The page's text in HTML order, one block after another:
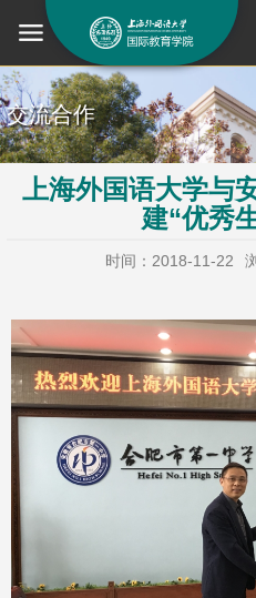
交流合作
上海外国语大学与
建“优秀
时间：2018-11-22